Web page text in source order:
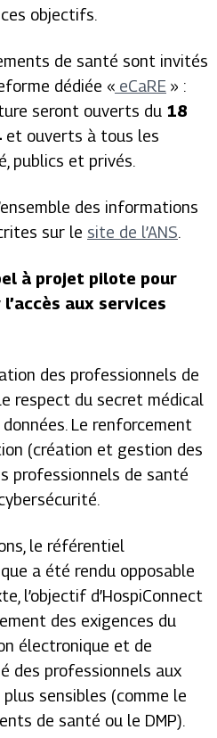
objectifs.
de santé sont invités
dédiée « eCaRE » :
seront ouverts du 18
et ouverts à tous les
publics et privés.
des informations
sur le site de l’ANS.
à projet pilote pour
aux services
des professionnels de
respect du secret médical
Le renforcement
(création et gestion des
professionnels de santé
le référentiel
a été rendu opposable
l’objectif d’HospiConnect
des exigences du
électronique et de
des professionnels aux
sensibles (comme le
de santé ou le DMP).